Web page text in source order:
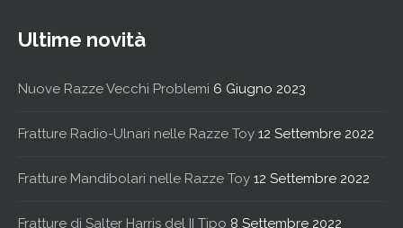
Ultime novità
Nuove Razze Vecchi Problemi 6 Giugno 2023
Fratture Radio-Ulnari nelle Razze Toy 12 Settembre 2022
Fratture Mandibolari nelle Razze Toy 12 Settembre 2022
Fratture di Salter Harris del II Tipo 8 Settembre 2022